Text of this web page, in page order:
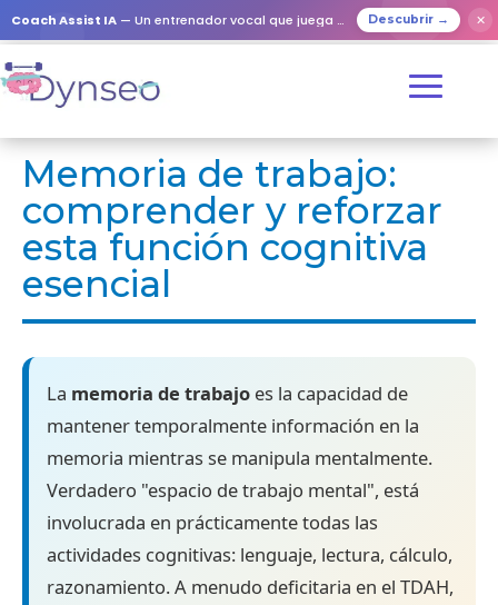
Coach Assist IA — Un entrenador vocal que juega con tus seres queridos Descubrir → ✕
Memoria de trabajo:
comprender y reforzar
esta función cognitiva
esencial
La memoria de trabajo es la capacidad de
mantener temporalmente información en la
memoria mientras se manipula mentalmente.
Verdadero "espacio de trabajo mental", está
involucrada en prácticamente todas las
actividades cognitivas: lenguaje, lectura, cálculo,
razonamiento. A menudo deficitaria en el TDAH,